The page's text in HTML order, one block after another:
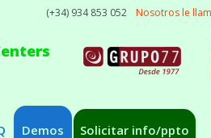
(+34) 934 853 052 Nosotros le
Demos Solicitar info/ppto